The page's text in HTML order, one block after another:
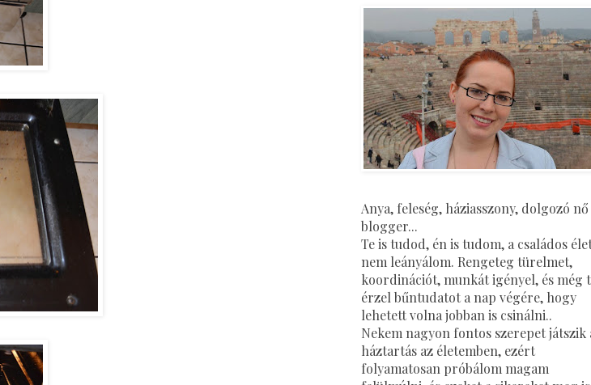
Anya, feleség, háziasszony, dolgozó nő
blogger...
Te is tudod, én is tudom, a családos
nem leányálom. Rengeteg türelmet,
koordinációt, munkát igényel, és még
érzel bűntudatot a nap végére, hogy
lehetett volna jobban is csinálni..
Nekem nagyon fontos szerepet játszik
háztartás az életemben, ezért
folyamatosan próbálom magam